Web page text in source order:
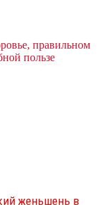
правильном
пользе
женьшень в